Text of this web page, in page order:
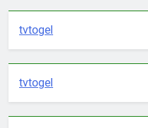
tvtogel
tvtogel